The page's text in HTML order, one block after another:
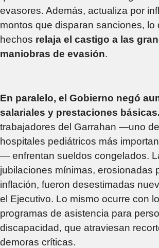
evasores. Además, actualiza por
montos que disparan sanciones, lo
hechos relaja el castigo a las
maniobras de evasión.
En paralelo, el Gobierno negó
salariales y prestaciones básicas.
trabajadores del Garrahan —uno
hospitales pediátricos más
— enfrentan sueldos congelados.
jubilaciones mínimas, erosionadas
inflación, fueron desestimadas
el Ejecutivo. Lo mismo ocurre con
programas de asistencia para
discapacidad, que atraviesan
demoras críticas.